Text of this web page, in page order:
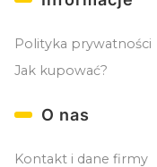
Polityka prywatności
Jak kupować?
O nas
Kontakt i dane firmy